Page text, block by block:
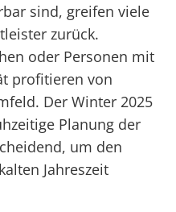
sind, greifen viele
zurück.
oder Personen mit
profitieren von
Der Winter 2025
Planung der
um den
Jahreszeit